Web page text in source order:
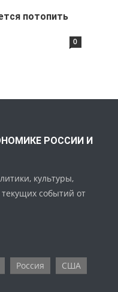
потопить
0
РОССИИ И
культуры,
событий от
Россия
США